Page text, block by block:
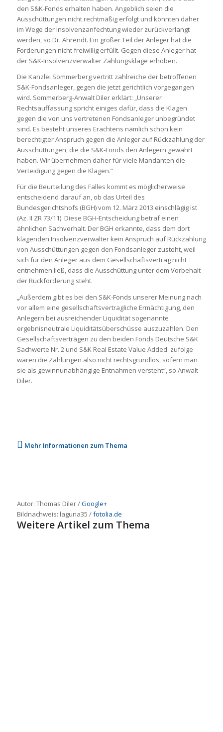
den S&K-Fonds erhalten haben. Angeblich seien die
Ausschüttungen nicht rechtmäßig erfolgt und könnten daher
im Wege der Insolvenzanfechtung wieder zurückverlangt
werden, so Dr. Ahrendt. Ein großer Teil der Anleger hat die
Forderungen nicht freiwillig erfüllt. Gegen diese Anleger hat
der S&K-Insolvenzverwalter Zahlungsklage erhoben.
Die Kanzlei Sommerberg vertritt zahlreiche der betroffenen
S&K-Fondsanleger, gegen die jetzt gerichtlich vorgegangen
wird. Sommerberg-Anwalt Diler erklärt: „Unserer
Rechtsauffassung spricht einiges dafür, dass die Klagen
gegen die von uns vertretenen Fondsanleger unbegründet
sind. Es besteht unseres Erachtens nämlich schon kein
berechtigter Anspruch gegen die Anleger auf Rückzahlung der
Ausschüttungen, die die S&K-Fonds den Anlegern gewährt
haben. Wir übernehmen daher für viele Mandanten die
Verteidigung gegen die Klagen.“
Für die Beurteilung des Falles kommt es möglicherweise
entscheidend darauf an, ob das Urteil des
Bundesgerichtshofs (BGH) vom 12. März 2013 einschlägig ist
(Az. II ZR 73/11). Diese BGH-Entscheidung betraf einen
ähnlichen Sachverhalt. Der BGH erkannte, dass dem dort
klagenden Insolvenzverwalter kein Anspruch auf Rückzahlung
von Ausschüttungen gegen den Fondsanleger zusteht, weil
sich für den Anleger aus dem Gesellschaftsvertrag nicht
entnehmen ließ, dass die Ausschüttung unter dem Vorbehalt
der Rückforderung steht.
„Außerdem gibt es bei den S&K-Fonds unserer Meinung nach
vor allem eine gesellschaftsvertragliche Ermächtigung, den
Anlegern bei ausreichender Liquidität sogenannte
ergebnisneutrale Liquiditätsüberschüsse auszuzahlen. Den
Gesellschaftsverträgen zu den beiden Fonds Deutsche S&K
Sachwerte Nr. 2 und S&K Real Estate Value Added zufolge
waren die Zahlungen also nicht rechtsgrundlos, sofern man
sie als gewinnunabhängige Entnahmen versteht“, so Anwalt
Diler.
Mehr Informationen zum Thema
Autor: Thomas Diler /Google+
Bildnachweis: laguna35 /fotolia.de
Weitere Artikel zum Thema